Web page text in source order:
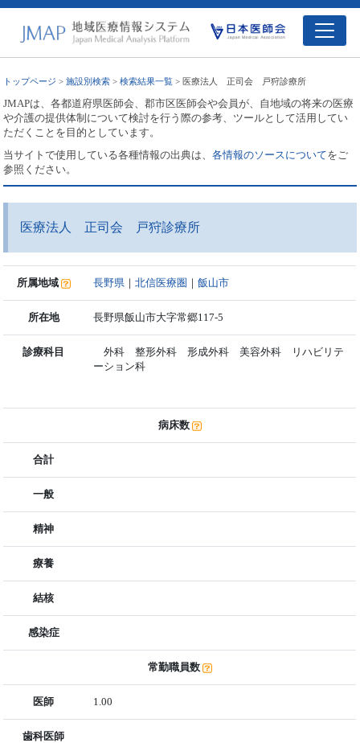
トップページ >施設別検索 >検索結果一覧 > 医療法人 正司会 戸狩診療所
JMAPは、各都道府県医師会、郡市区医師会や会員が、自地域の将来の医療
や介護の提供体制について検討を行う際の参考、ツールとして活用してい
ただくことを目的としています。
当サイトで使用している各種情報の出典は、各情報のソースについてをご
参照ください。
医療法人 正司会 戸狩診療所
所属地域 長野県 ｜北信医療圏 ｜飯山市
所在地 長野県飯山市大字常郷117-5
診療科目
外科 整形外科 形成外科 美容外科 リハビリテ
ーション科
病床数
合計
一般
精神
療養
結核
感染症
常勤職員数
医師 1.00
歯科医師